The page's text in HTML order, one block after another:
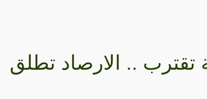
تقترب .. الارصاد تطلق